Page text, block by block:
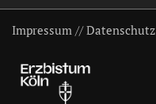
Impressum //Datenschutz